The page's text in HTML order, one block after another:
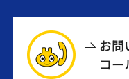
お問
コー